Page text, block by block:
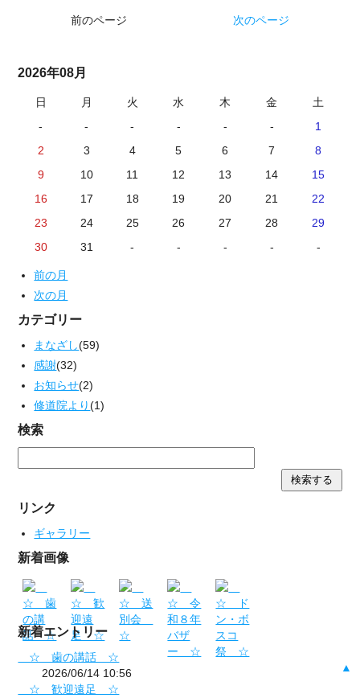
前のページ 次のページ
2026年08月
日 月 火 水 木 金
土
-
- - - - -
1
2
3 4 5 6 7
8
9
10 11 12 13 14
15
16
17 18 19 20 21
22
23
24 25 26 27 28
29
30
31 - - - - -
前の月
次の月
カテゴリー
まなざし(59)
感謝(32)
お知らせ(2)
修道院より(1)
検索
リンク
ギャラリー
新着画像
新着エントリー
☆ 歯の講話 ☆
2026/06/14 10:56
☆ 歓迎遠足 ☆
▲